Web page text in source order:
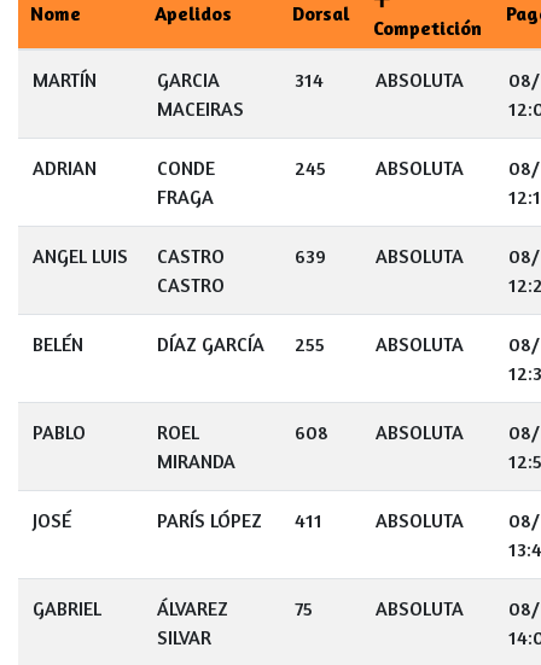
Nome Apelidos Dorsal
Competición
MARTÍN
GARCIA
MACEIRAS
314 ABSOLUTA
ADRIAN
CONDE
FRAGA
245 ABSOLUTA
ANGEL LUIS
CASTRO
CASTRO
639 ABSOLUTA
BELÉN DÍAZ GARCÍA 255 ABSOLUTA
PABLO
ROEL
MIRANDA
608 ABSOLUTA
JOSÉ PARÍS LÓPEZ 411 ABSOLUTA
GABRIEL
ÁLVAREZ
SILVAR
75 ABSOLUTA